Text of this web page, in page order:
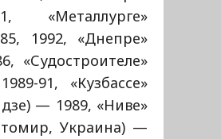
1992, «Днепре»
«Судостроителе»
91, «Кузбассе»
— 1989, «Ниве»
Украина) —